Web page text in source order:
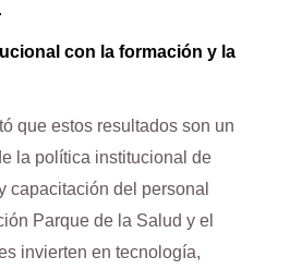
con la formación y la
que estos resultados son un
la política institucional de
capacitación del personal
Parque de la Salud y el
invierten en tecnología,